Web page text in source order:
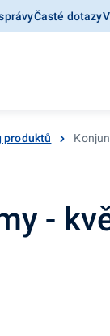
Časté dotazy
produktů
-